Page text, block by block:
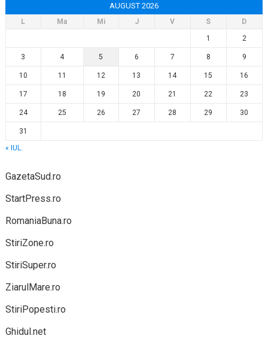
AUGUST 2026
L Ma Mi J V S
D
1
2
3 4 5 6 7 8 9
10 11 12 13 14 15 16
17 18 19 20 21 22 23
24 25 26 27 28 29 30
31
« IUL.
GazetaSud.ro
StartPress.ro
RomaniaBuna.ro
StiriZone.ro
StiriSuper.ro
ZiarulMare.ro
StiriPopesti.ro
Ghidul.net